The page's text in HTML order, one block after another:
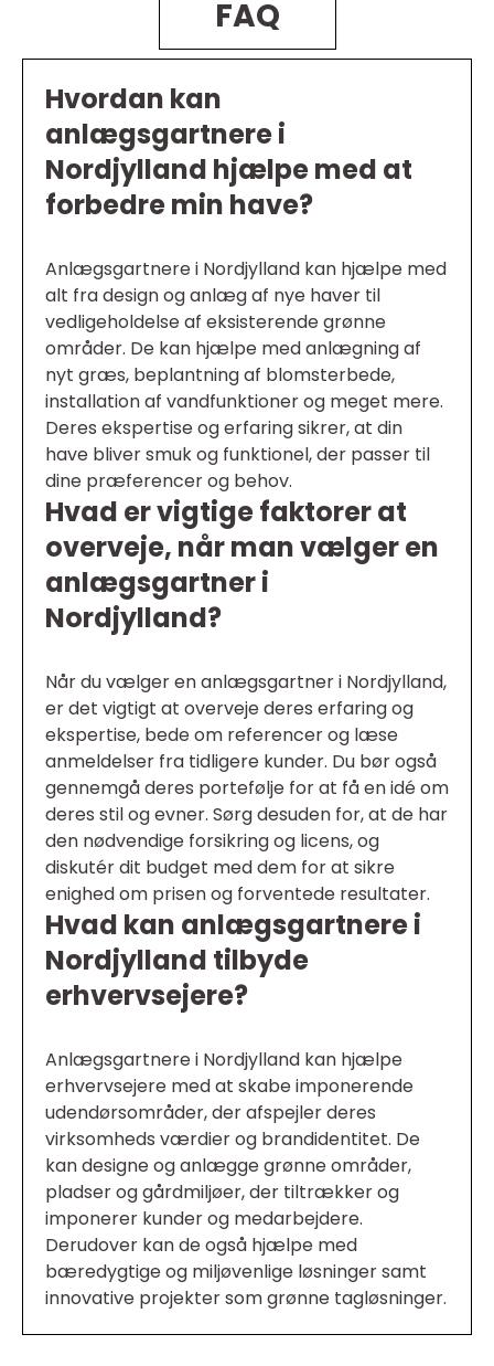
FAQ
Hvordan kan
anlægsgartnere i
Nordjylland hjælpe med at
forbedre min have?
Anlægsgartnere i Nordjylland kan hjælpe med
alt fra design og anlæg af nye haver til
vedligeholdelse af eksisterende grønne
områder. De kan hjælpe med anlægning af
nyt græs, beplantning af blomsterbede,
installation af vandfunktioner og meget mere.
Deres ekspertise og erfaring sikrer, at din
have bliver smuk og funktionel, der passer til
dine præferencer og behov.
Hvad er vigtige faktorer at
overveje, når man vælger en
anlægsgartner i
Nordjylland?
Når du vælger en anlægsgartner i Nordjylland,
er det vigtigt at overveje deres erfaring og
ekspertise, bede om referencer og læse
anmeldelser fra tidligere kunder. Du bør også
gennemgå deres portefølje for at få en idé om
deres stil og evner. Sørg desuden for, at de har
den nødvendige forsikring og licens, og
diskutér dit budget med dem for at sikre
enighed om prisen og forventede resultater.
Hvad kan anlægsgartnere i
Nordjylland tilbyde
erhvervsejere?
Anlægsgartnere i Nordjylland kan hjælpe
erhvervsejere med at skabe imponerende
udendørsområder, der afspejler deres
virksomheds værdier og brandidentitet. De
kan designe og anlægge grønne områder,
pladser og gårdmiljøer, der tiltrækker og
imponerer kunder og medarbejdere.
Derudover kan de også hjælpe med
bæredygtige og miljøvenlige løsninger samt
innovative projekter som grønne tagløsninger.